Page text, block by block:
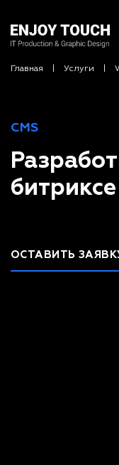
Главная Услуги
CMS
битриксе
ОСТАВИТЬ